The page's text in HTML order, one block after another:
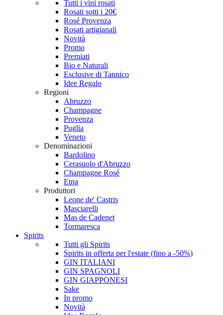
Tutti i vini rosati
Rosati sotti i 20€
Rosé Provenza
Rosati artigianali
Novità
Promo
Premiati
Bio e Naturali
Esclusive di Tannico
Idee Regalo
Regioni
Abruzzo
Champagne
Provenza
Puglia
Veneto
Denominazioni
Bardolino
Cerasuolo d'Abruzzo
Champagne Rosé
Etna
Produttori
Leone de' Castris
Masciarelli
Mas de Cadenet
Tormaresca
Spirits
Tutti gli Spirits
Spirits in offerta per l'estate (fino a -50%)
GIN ITALIANI
GIN SPAGNOLI
GIN GIAPPONESI
Sake
In promo
Novità